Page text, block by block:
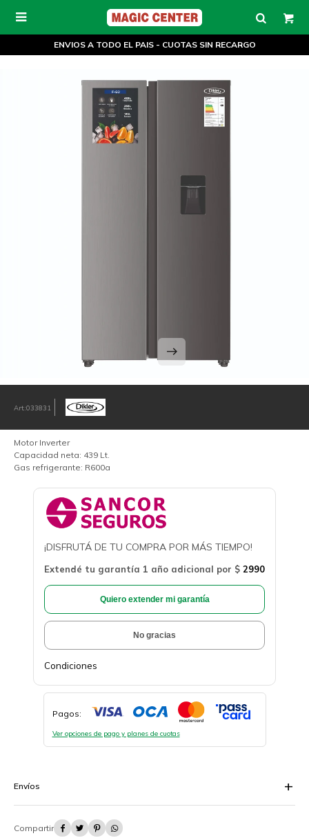

ENVIOS A TODO EL PAIS - CUOTAS SIN RECARGO
033831
Motor Inverter
Capacidad neta: 439 Lt.
Gas refrigerante: R600a
¡DISFRUTÁ DE TU COMPRA POR MÁS TIEMPO!
Extendé tu garantía 1 año adicional por $ 2990
Quiero extender mi garantía
No gracias
Condiciones
Pagos:
Ver opciones de pago y planes de cuotas
Envíos
   